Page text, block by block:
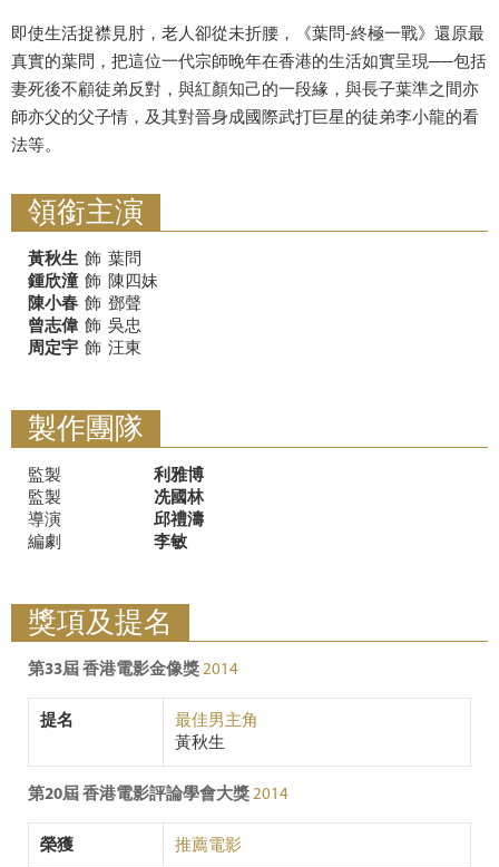
即使生活捉襟見肘，老人卻從未折腰，《葉問-終極一戰》還原最
真實的葉問，把這位一代宗師晚年在香港的生活如實呈現──包括
妻死後不顧徒弟反對，與紅顏知己的一段緣，與長子葉準之間亦
師亦父的父子情，及其對晉身成國際武打巨星的徒弟李小龍的看
法等。
領銜主演
黃秋生 飾 葉問
鍾欣潼飾 陳四妹
陳小春 飾 鄧聲
曾志偉 飾 吳忠
周定宇 飾 汪東
製作團隊
監製
利雅博
監製
冼國林
導演
邱禮濤
編劇
李敏
獎項及提名
第33屆 香港電影金像獎 2014
提名
最佳男主角
黃秋生
第20屆 香港電影評論學會大獎 2014
榮獲 推薦電影